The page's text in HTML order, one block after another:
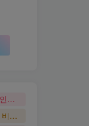
비트코인카지노
모바일 비트 코인 카지노